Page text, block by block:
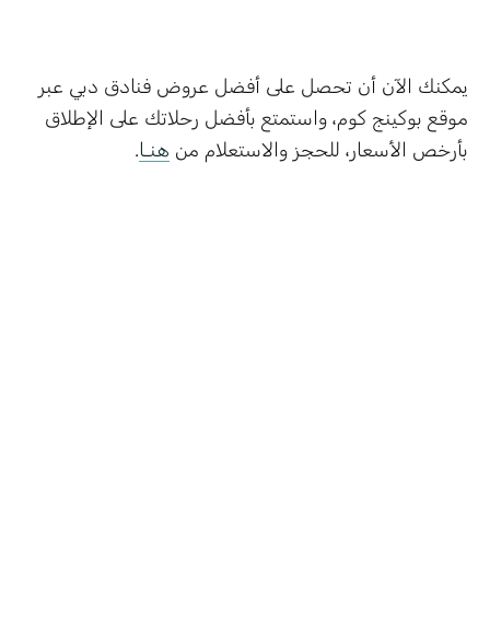
يمكنك الآن أن تحصل على أفضل عروض فنادق دبي عبر
موقع بوكينج كوم، واستمتع بأفضل رحلاتك على الإطلاق
بأرخص الأسعار، للحجز والاستعلام من هنـا.